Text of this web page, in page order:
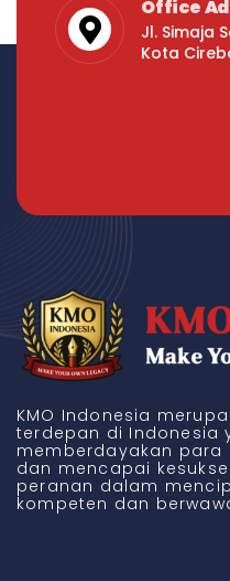
Office
Jl. Simaja
Kota
KMO Indonesia
terdepan di Indonesia
memberdayakan para
dan mencapai
peranan dalam
kompeten dan